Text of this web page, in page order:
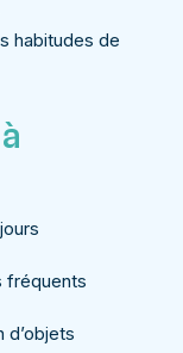
habitudes de
fréquents